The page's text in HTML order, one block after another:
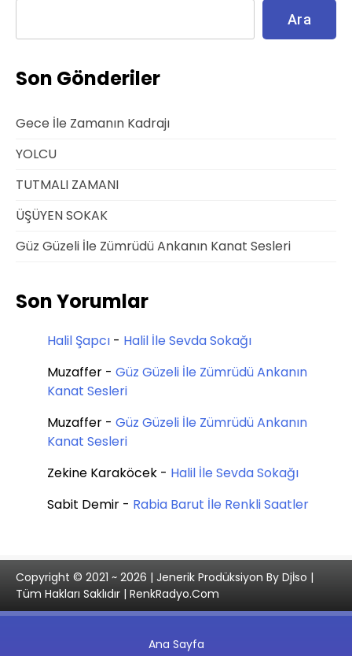
Ara
Son Gönderiler
Gece İle Zamanın Kadrajı
YOLCU
TUTMALI ZAMANI
ÜŞÜYEN SOKAK
Güz Güzeli İle Zümrüdü Ankanın Kanat Sesleri
Son Yorumlar
Halil Şapcı - Halil İle Sevda Sokağı
Muzaffer - Güz Güzeli İle Zümrüdü Ankanın
Kanat Sesleri
Muzaffer - Güz Güzeli İle Zümrüdü Ankanın
Kanat Sesleri
Zekine Karaköcek - Halil İle Sevda Sokağı
Sabit Demir - Rabia Barut İle Renkli Saatler
Copyright © 2021 ~ 2026 | Jenerik Prodüksiyon By Djİso |
Tüm Hakları Saklıdır | RenkRadyo.Com
Ana Sayfa